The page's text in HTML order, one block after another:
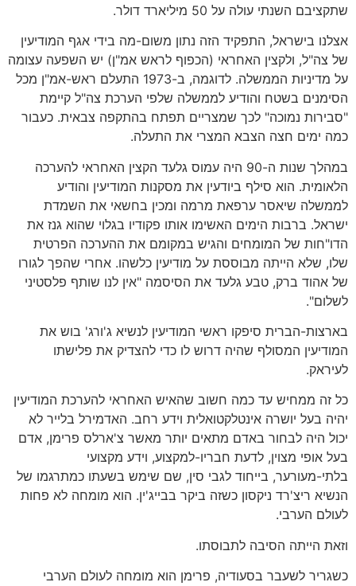
שתקציבם השנתי עולה על 50 מיליארד דולר.
אצלנו בישראל, התפקיד הזה נתון משום-מה בידי אגף המודיעין
של צה"ל, ולקצין האחראי (הכפוף לראש אמ"ן) יש השפעה עצומה
על מדיניות הממשלה. לדוגמה, ב-1973 התעלם ראש-אמ"ן מכל
הסימנים בשטח והודיע לממשלה שלפי הערכת צה"ל קיימת
"סבירות נמוכה" לכך שמצריים תפתח בהתקפה צבאית. כעבור
כמה ימים חצה הצבא המצרי את התעלה.
במהלך שנות ה-90 היה עמוס גלעד הקצין האחראי להערכה
הלאומית. הוא סילף ביודעין את מסקנות המודיעין והודיע
לממשלה שיאסר ערפאת מרמה ומכין בחשאי את השמדת
ישראל. ברבות הימים האשימו אותו פקודיו בגלוי שהוא גנז את
הדו"חות של המומחים והגיש במקומם את ההערכה הפרטית
שלו, שלא הייתה מבוססת על מודיעין כלשהו. אחרי שהפך לגורו
של אהוד ברק, טבע גלעד את הסיסמה "אין לנו שותף פלסטיני
לשלום".
בארצות-הברית סיפקו ראשי המודיעין לנשיא ג'ורג' בוש את
המודיעין המסולף שהיה דרוש לו כדי להצדיק את פלישתו
לעיראק.
כל זה ממחיש עד כמה חשוב שהאיש האחראי להערכת המודיעין
יהיה בעל יושרה אינטלקטואלית וידע רחב. האדמירל בלייר לא
יכול היה לבחור באדם מתאים יותר מאשר צ'ארלס פרימן, אדם
בעל אופי מצוין, לדעת חבריו-למקצוע, וידע מקצועי
בלתי-מעורער, בייחוד לגבי סין, שם שימש בשעתו כמתרגמו של
הנשיא ריצ'רד ניקסון כשזה ביקר בבייג'ין. הוא מומחה לא פחות
לעולם הערבי.
וזאת הייתה הסיבה לתבוסתו.
כשגריר לשעבר בסעודיה, פרימן הוא מומחה לעולם הערבי